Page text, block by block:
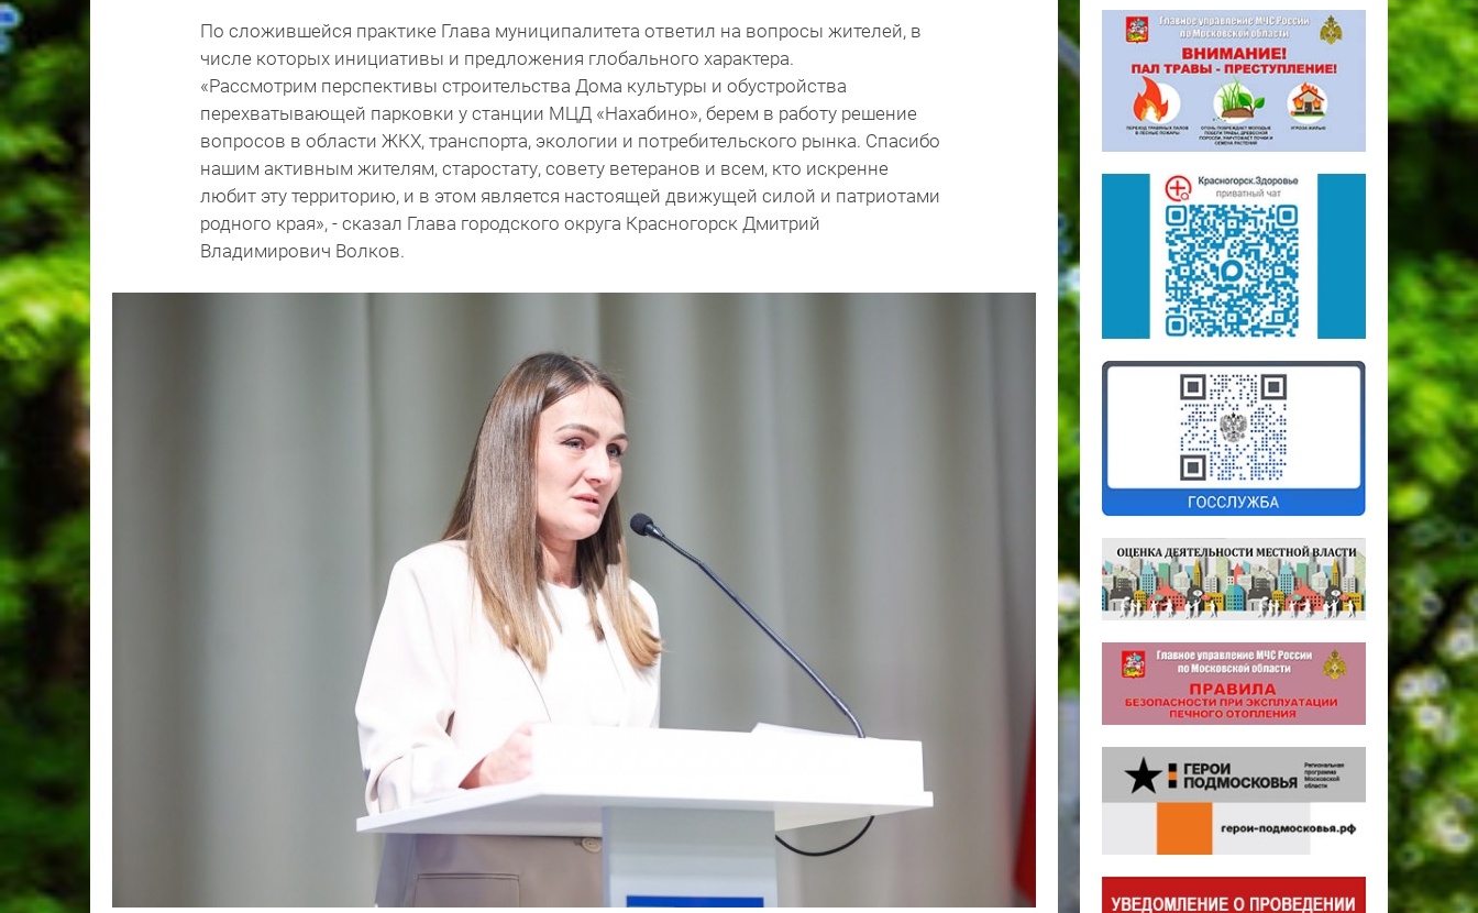
По сложившейся практике Глава муниципалитета ответил на вопросы жителей, в
числе которых инициативы и предложения глобального характера.
«Рассмотрим перспективы строительства Дома культуры и обустройства
перехватывающей парковки у станции МЦД «Нахабино», берем в работу решение
вопросов в области ЖКХ, транспорта, экологии и потребительского рынка. Спасибо
нашим активным жителям, старостату, совету ветеранов и всем, кто искренне
любит эту территорию, и в этом является настоящей движущей силой и патриотами
родного края», - сказал Глава городского округа Красногорск Дмитрий
Владимирович Волков.